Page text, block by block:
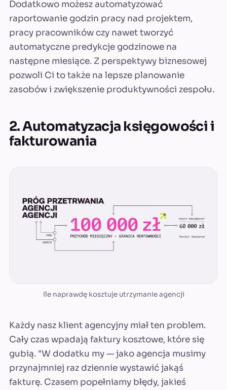
Dodatkowo możesz automatyzować
raportowanie godzin pracy nad projektem,
pracy pracowników czy nawet tworzyć
automatyczne predykcje godzinowe na
następne miesiące. Z perspektywy biznesowej
pozwoli Ci to także na lepsze planowanie
zasobów i zwiększenie produktywności zespołu.
2. Automatyzacja księgowości i
fakturowania
Ile naprawdę kosztuje utrzymanie agencji
Każdy nasz klient agencyjny miał ten problem.
Cały czas wpadają faktury kosztowe, które się
gubią. "W dodatku my — jako agencja musimy
przynajmniej raz dziennie wystawić jakąś
fakturę. Czasem popełniamy błędy, jakieś